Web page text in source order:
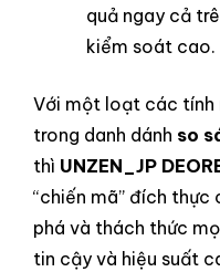
quả ngay cả
kiểm soát cao.
Với một loạt các tính
trong danh dánh so
thì UNZEN_JP
“chiến mã” đích thực
phá và thách thức
tin cậy và hiệu suất